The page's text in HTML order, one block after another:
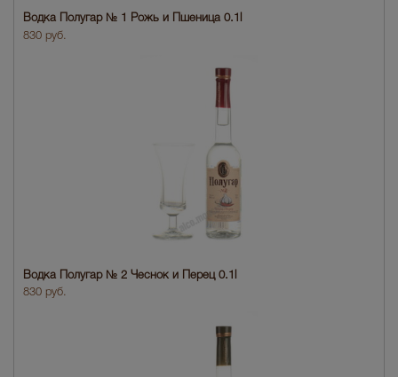
Водка Полугар № 1 Рожь и Пшеница 0.1l
830 руб.
Водка Полугар № 2 Чеснок и Перец 0.1l
830 руб.